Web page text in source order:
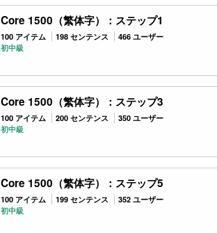
Core 1500（繁体字）：ステップ1
100 アイテム 198 センテンス
466 ユーザー
初中級
Core 1500（繁体字）：ステップ3
100 アイテム 200 センテンス
350 ユーザー
初中級
Core 1500（繁体字）：ステップ5
100 アイテム 199 センテンス
352 ユーザー
初中級